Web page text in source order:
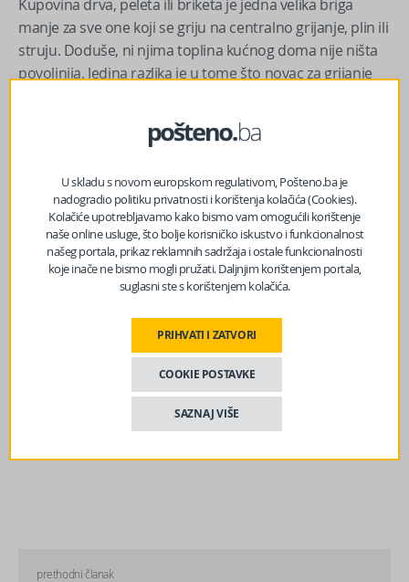
Kupovina drva, peleta ili briketa je jedna velika briga
manje za sve one koji se griju na centralno grijanje, plin ili
struju. Doduše, ni njima toplina kućnog doma nije ništa
povoljnija. Jedina razlika je u tome što novac za grijanje
Radiosarajevo
FacebookMessenger
TwitterWhatsApp
Viber Email
prethodni članak
U skladu s novom europskom regulativom, Pošteno.ba je
nadogradio politiku privatnosti i korištenja kolačića (Cookies).
Kolačiće upotrebljavamo kako bismo vam omogućili korištenje
naše online usluge, što bolje korisničko iskustvo i funkcionalnost
našeg portala, prikaz reklamnih sadržaja i ostale funkcionalnosti
koje inače ne bismo mogli pružati. Daljnjim korištenjem portala,
suglasni ste s korištenjem kolačića.
PRIHVATI I ZATVORI
COOKIE POSTAVKE
SAZNAJ VIŠE